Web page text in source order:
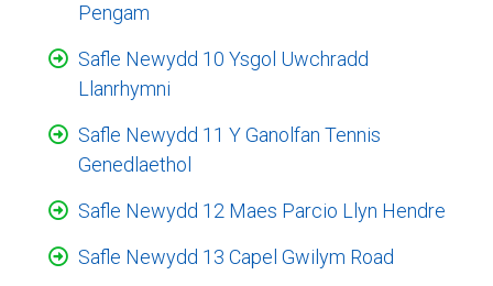
Pengam
Safle Newydd 10 Ysgol Uwchradd
Llanrhymni
Safle Newydd 11 Y Ganolfan Tennis
Genedlaethol
Safle Newydd 12 Maes Parcio Llyn Hendre
Safle Newydd 13 Capel Gwilym Road